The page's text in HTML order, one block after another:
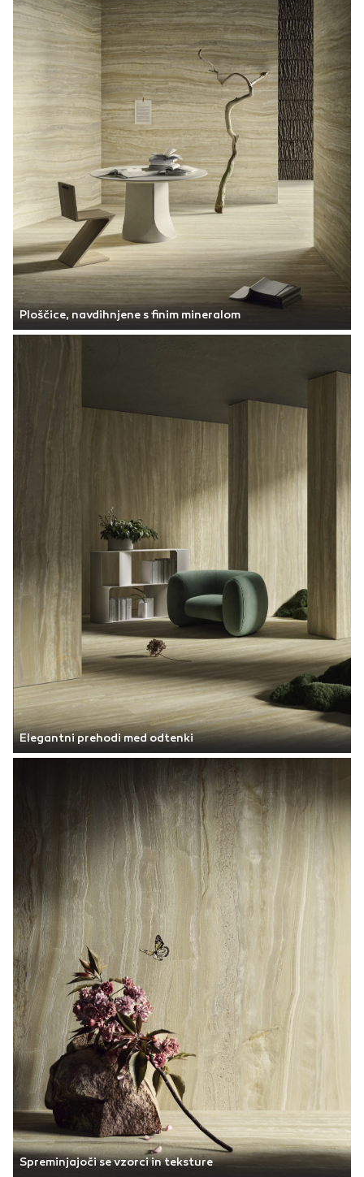
Ploščice, navdihnjene s finim mineralom
Elegantni prehodi med odtenki
Spreminjajoči se vzorci in teksture